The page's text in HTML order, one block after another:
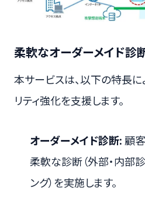
柔軟なオーダーメイド診
本サービスは、以下の特長
リティ強化を支援します。
オーダーメイド診断:顧
柔軟な診断（外部・内部
ング）を実施します。